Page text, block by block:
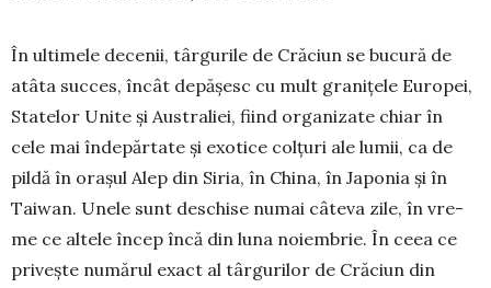
În ultimele decenii, târgurile de Crăciun se bucură de
atâta succes, încât depășesc cu mult granițele Europei,
Statelor Unite și Australiei, fiind organizate chiar în
cele mai îndepărtate și exotice colțuri ale lumii, ca de
pildă în orașul Alep din Siria, în China, în Japonia și în
Taiwan. Unele sunt deschise nu­mai câteva zile, în vre­
me ce altele încep încă din luna noiembrie. În ceea ce
privește numă­rul exact al târgurilor de Crăciun din